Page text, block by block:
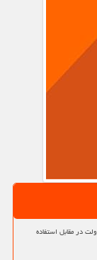
در مقابل استفاده